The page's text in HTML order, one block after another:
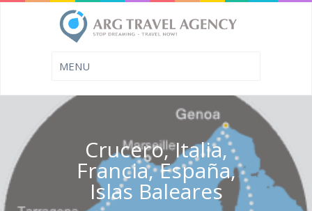
Crucero, Italia,
Francia, España,
Islas Baleares